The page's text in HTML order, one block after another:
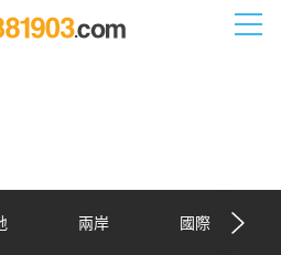
兩岸 國際